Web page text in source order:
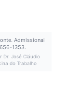
Admissional
1353.
Dr. José Cláudio
do Trabalho